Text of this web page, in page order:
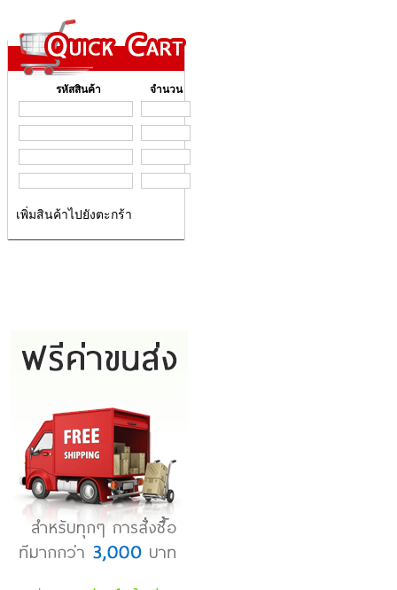
รหัสสินค้า จำนวน
เพิ่มสินค้าไปยังตะกร้า